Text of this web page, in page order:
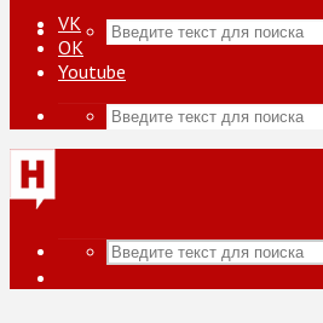
VK
ОК
Youtube